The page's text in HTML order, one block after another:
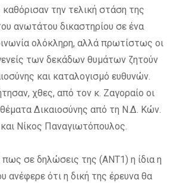
την τελική στάση της
ανωτάτου δικαστηρίου σε ένα
ολόκληρη, αλλά πρωτίστως οι
των δεκάδων θυμάτων ζητούν
και καταλογισμό ευθυνών.
χθες, από τον κ. Ζαγοραίο οι
Δικαιοσύνης από τη Ν.Δ. Κών.
Νίκος Παναγιωτόπουλος.
πως σε δηλώσεις της (ΑΝΤ1) η ίδια η
ανέφερε ότι η δική της έρευνα θα